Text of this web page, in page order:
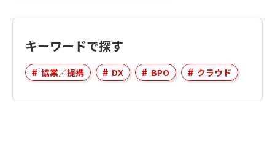
キーワードで探す
協業／提携 DX BPO クラウド